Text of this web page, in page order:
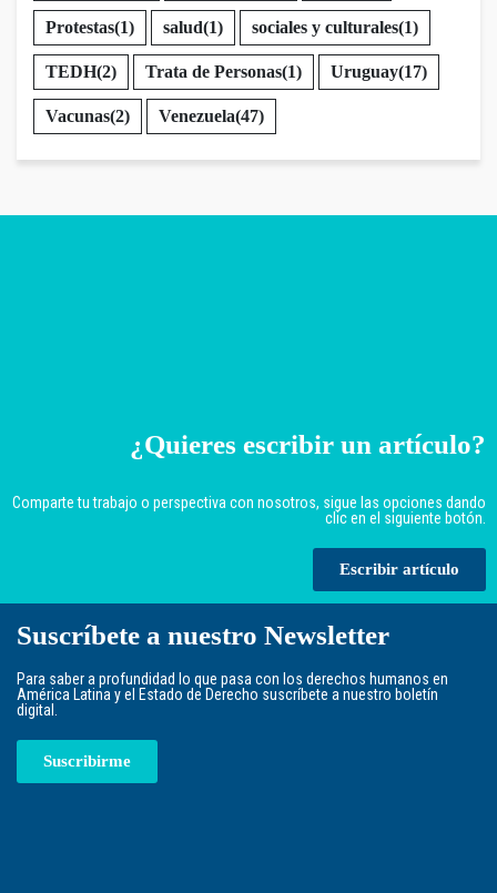
Protestas(1) salud(1) sociales y culturales(1)
TEDH(2) Trata de Personas(1) Uruguay(17)
Vacunas(2) Venezuela(47)
¿Quieres escribir un artículo?
Comparte tu trabajo o perspectiva con nosotros, sigue las opciones dando
clic en el siguiente botón.
Escribir artículo
Suscríbete a nuestro Newsletter
Para saber a profundidad lo que pasa con los derechos humanos en
América Latina y el Estado de Derecho suscríbete a nuestro boletín
digital.
Suscribirme